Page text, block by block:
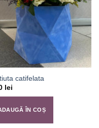
catifelata
lei
ÎN COȘ